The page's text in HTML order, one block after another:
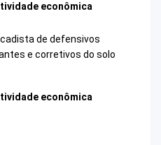
econômica
de defensivos
e corretivos do solo
econômica